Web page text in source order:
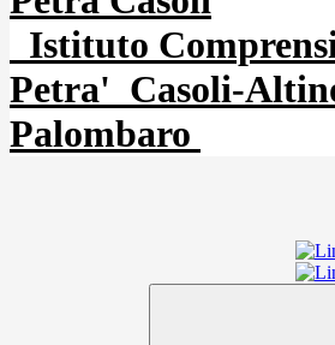
Istituto
Petra' Casoli-
Palombaro